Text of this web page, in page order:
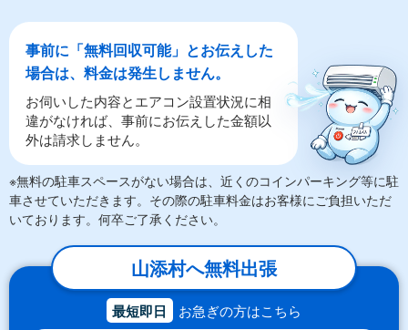
事前に「無料回収可能」とお伝えした
場合は、料金は発生しません。
お伺いした内容とエアコン設置状況に相
違がなければ、事前にお伝えした金額以
外は請求しません。
※無料の駐車スペースがない場合は、近くのコインパーキング等に駐
車させていただきます。その際の駐車料金はお客様にご負担いただ
いております。何卒ご了承ください。
山添村へ無料出張
最短即日 お急ぎの方はこちら